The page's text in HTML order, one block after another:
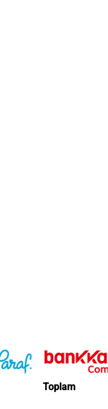
Toplam